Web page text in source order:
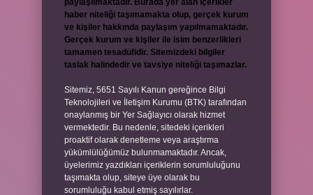
paylaşılmaktadır. Burada yer alan içerikler
haber niteliği taşımamakta olup, gerçek kurum
ve kişiler hakkında paylaşım yapılmamaktadır.
Gerçek kurum ve kişiler ile isim benzerlikleri
tamamen tesadüfidir. Sitemizdeki bilgiler
taslak halindedir ve tavsiye niteliği taşımazlar.
Sitemiz, 5651 Sayılı Kanun gereğince Bilgi
Teknolojileri ve İletişim Kurumu (BTK) tarafından
onaylanmış bir Yer Sağlayıcı olarak hizmet
vermektedir. Bu nedenle, sitedeki içerikleri
proaktif olarak denetleme veya araştırma
yükümlülüğümüz bulunmamaktadır. Ancak,
üyelerimiz yazdıkları içeriklerin sorumluluğunu
taşımakta olup, siteye üye olarak bu
sorumluluğu kabul etmiş sayılırlar.